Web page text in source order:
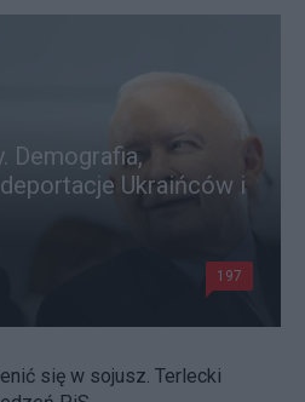
Demografia,
Ukraińców i
197
się w sojusz. Terlecki